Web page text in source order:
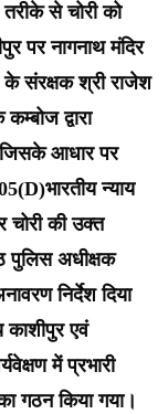
तरीके से चोरी को
पर नागनाथ मंदिर
के संरक्षक श्री राजेश
द्वारा
जिसके आधार पर
न्याय
चोरी की उक्त
पुलिस अधीक्षक
निर्देश दिया
एवं
में प्रभारी
गठन किया गया।